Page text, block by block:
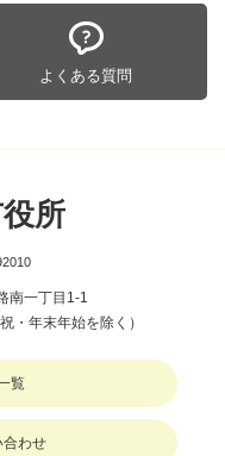
よくある質問
所
南一丁目1-1
・年末年始を除く）
覧
合わせ